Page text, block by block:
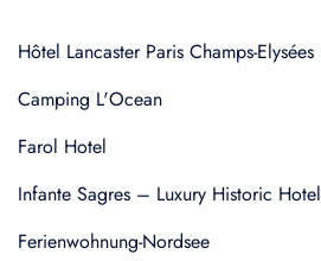
Hôtel Lancaster Paris Champs-Elysées
Camping L'Ocean
Farol Hotel
Infante Sagres – Luxury Historic Hotel
Ferienwohnung-Nordsee